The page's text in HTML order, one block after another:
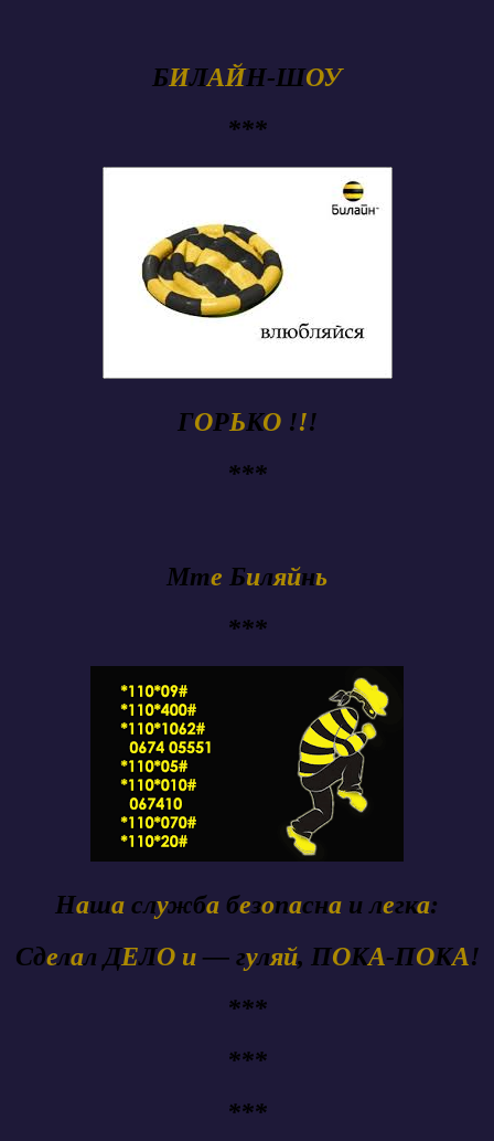
БИЛАЙН-ШОУ
***
ГОРЬКО!!!
***
Mme Биляйнь
***
Наша служба безопасна и легка:
Сделал ДЕЛО и— гуляй, ПОКА-ПОКА!
***
***
***